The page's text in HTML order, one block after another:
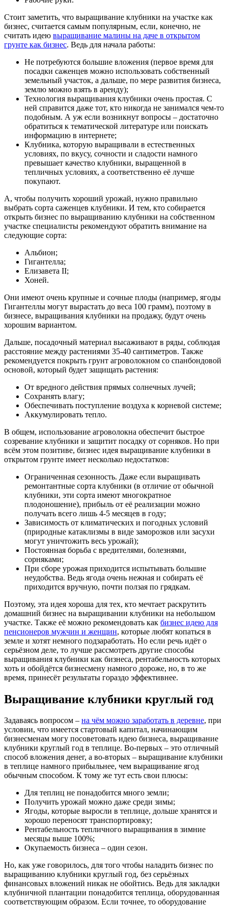
Стоит заметить, что выращивание клубники на участке как
бизнес, считается самым популярным, если, конечно, не
считать идею выращивание малины на даче в открытом
грунте как бизнес. Ведь для начала работы:
Не потребуются большие вложения (первое время для
посадки саженцев можно использовать собственный
земельный участок, а дальше, по мере развития бизнеса,
землю можно взять в аренду);
Технология выращивания клубники очень простая. С
ней справится даже тот, кто никогда не занимался чем-то
подобным. А уж если возникнут вопросы – достаточно
обратиться к тематической литературе или поискать
информацию в интернете;
Клубника, которую выращивали в естественных
условиях, по вкусу, сочности и сладости намного
превышает качество клубники, выращенной в
тепличных условиях, а соответственно её лучше
покупают.
А, чтобы получить хороший урожай, нужно правильно
выбрать сорта саженцев клубники. И тем, кто собирается
открыть бизнес по выращиванию клубники на собственном
участке специалисты рекомендуют обратить внимание на
следующие сорта:
Альбион;
Гигантелла;
Елизавета II;
Хоней.
Они имеют очень крупные и сочные плоды (например, ягоды
Гигантеллы могут вырастать до веса 100 грамм), поэтому в
бизнесе, выращивания клубники на продажу, будут очень
хорошим вариантом.
Дальше, посадочный материал высаживают в ряды, соблюдая
расстояние между растениями 35-40 сантиметров. Также
рекомендуется покрыть грунт агроволокном со спанбондовой
основой, который будет защищать растения:
От вредного действия прямых солнечных лучей;
Сохранять влагу;
Обеспечивать поступление воздуха к корневой системе;
Аккумулировать тепло.
В общем, использование агроволокна обеспечит быстрое
созревание клубники и защитит посадку от сорняков. Но при
всём этом позитиве, бизнес идея выращивание клубники в
открытом грунте имеет несколько недостатков:
Ограниченная сезонность. Даже если выращивать
ремонтантные сорта клубники (в отличие от обычной
клубники, эти сорта имеют многократное
плодоношение), прибыль от её реализации можно
получать всего лишь 4-5 месяцев в году;
Зависимость от климатических и погодных условий
(природные катаклизмы в виде заморозков или засухи
могут уничтожить весь урожай);
Постоянная борьба с вредителями, болезнями,
сорняками;
При сборе урожая приходится испытывать большие
неудобства. Ведь ягода очень нежная и собирать её
приходится вручную, почти ползая по грядкам.
Поэтому, эта идея хороша для тех, кто мечтает раскрутить
домашний бизнес на выращивании клубники на небольшом
участке. Также её можно рекомендовать как бизнес идею для
пенсионеров мужчин и женщин, которые любят копаться в
земле и хотят немного подзаработать. Но если речь идёт о
серьёзном деле, то лучше рассмотреть другие способы
выращивания клубники как бизнеса, рентабельность которых
хоть и обойдётся бизнесмену намного дороже, но, в то же
время, принесёт результаты гораздо эффективнее.
Выращивание клубники круглый год
Задаваясь вопросом – на чём можно заработать в деревне, при
условии, что имеется стартовый капитал, начинающим
бизнесменам могу посоветовать идею бизнеса, выращивание
клубники круглый год в теплице. Во-первых – это отличный
способ вложения денег, а во-вторых – выращивание клубники
в теплице намного прибыльнее, чем выращивание ягод
обычным способом. К тому же тут есть свои плюсы:
Для теплиц не понадобится много земли;
Получить урожай можно даже среди зимы;
Ягоды, которые выросли в теплице, дольше хранятся и
хорошо переносят транспортировку;
Рентабельность тепличного выращивания в зимние
месяцы выше 100%;
Окупаемость бизнеса – один сезон.
Но, как уже говорилось, для того чтобы наладить бизнес по
выращиванию клубники круглый год, без серьёзных
финансовых вложений никак не обойтись. Ведь для закладки
клубничной плантации понадобится теплица, оборудованная
соответствующим образом. Если точнее, то оборудование